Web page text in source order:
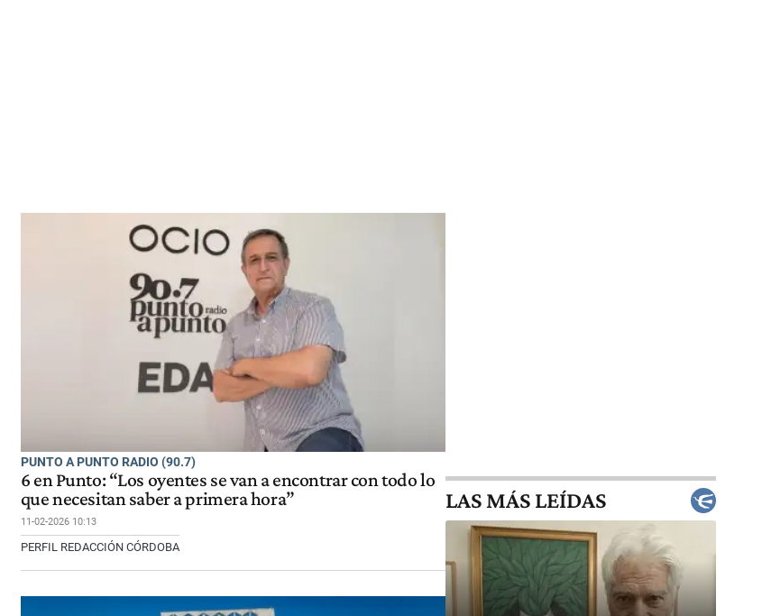
PUNTO A PUNTO RADIO (90.7)
6 en Punto: “Los oyentes se van a encontrar con todo lo
que necesitan saber a primera hora”
11-02-2026 10:13
PERFIL REDACCIÓN CÓRDOBA
LAS MÁS LEÍDAS